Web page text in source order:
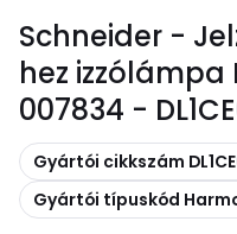
Schneider -
hez izzólámpa
007834 -
Másolás
Gyártói cikkszám
Másolás
Gyártói típuskód